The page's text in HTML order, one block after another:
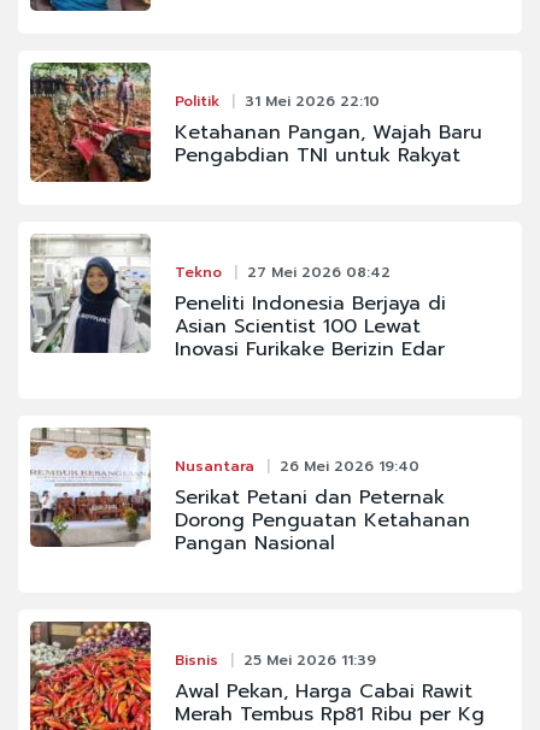
Politik 31 Mei 2026 22:10
Ketahanan Pangan, Wajah Baru
Pengabdian TNI untuk Rakyat
Tekno 27 Mei 2026 08:42
Peneliti Indonesia Berjaya di
Asian Scientist 100 Lewat
Inovasi Furikake Berizin Edar
Nusantara 26 Mei 2026 19:40
Serikat Petani dan Peternak
Dorong Penguatan Ketahanan
Pangan Nasional
Bisnis 25 Mei 2026 11:39
Awal Pekan, Harga Cabai Rawit
Merah Tembus Rp81 Ribu per Kg